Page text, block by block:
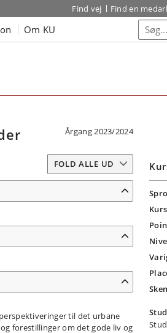
Find vej Find en
Om KU
Årgang 2023/2024
FOLD ALLE UD
til det urbane
forestillinger om det gode liv og